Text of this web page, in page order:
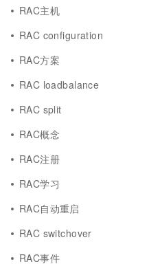
RAC主机
RAC configuration
RAC方案
RAC loadbalance
RAC split
RAC概念
RAC注册
RAC学习
RAC自动重启
RAC switchover
RAC事件